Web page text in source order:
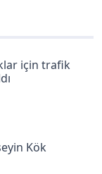
için trafik
Kök